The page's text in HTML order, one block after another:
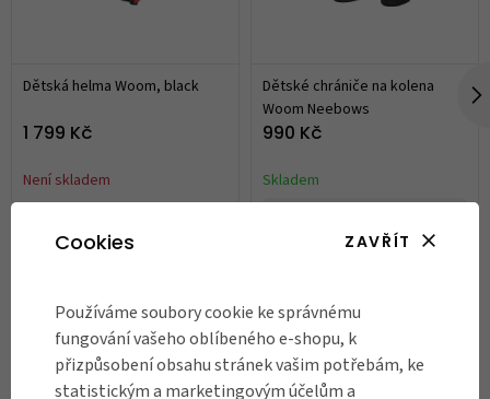
Dětská helma Woom, black
1 799 Kč
Není skladem
Dětské chrániče na kolena
Woom Neebows
990 Kč
Skladem
Články k produktu
Cookies ZAVŘÍT
Používáme soubory cookie ke správnému
fungování vašeho oblíbeného e-shopu, k
přizpůsobení obsahu stránek vašim potřebám, ke
statistickým a marketingovým účelům a